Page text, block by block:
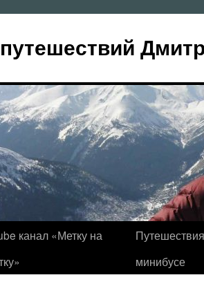
канал «Метку на
минибусе